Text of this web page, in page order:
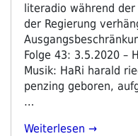
literadio während
der Regierung
Folge 43: 3.5.2020 –
Musik: HaRi harald
penzing geboren,
…
„jeder
Weiterlesen